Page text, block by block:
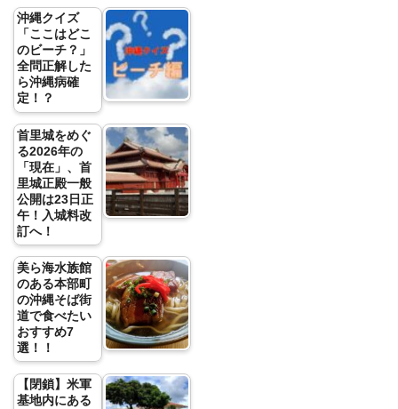
沖縄クイズ
「ここはどこ
のビーチ？」
全問正解した
ら沖縄病確
定！？
首里城をめぐ
る2026年の
「現在」、首
里城正殿一般
公開は23日正
午！入城料改
訂へ！
美ら海水族館
のある本部町
の沖縄そば街
道で食べたい
おすすめ7
選！！
【閉鎖】米軍
基地内にある